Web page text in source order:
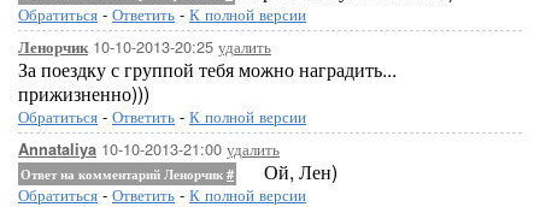
Обратиться - Ответить - К полной версии
Ленорчик10-10-2013-20:25 удалить
За поездку с группой тебя можно наградить...
прижизненно)))
Обратиться - Ответить - К полной версии
Annataliya 10-10-2013-21:00 удалить
Ответ на комментарий Ленорчик # Ой, Лен)
Обратиться - Ответить - К полной версии